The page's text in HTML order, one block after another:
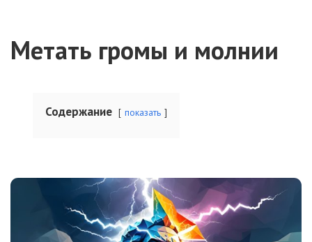
Метать громы и молнии
Содержание показать